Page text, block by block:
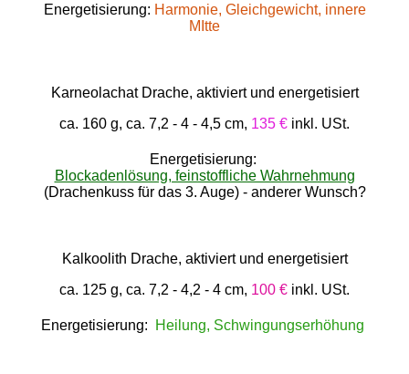
Energetisierung: Harmonie, Gleichgewicht, innere
MItte
Karneolachat Drache, aktiviert und energetisiert
ca. 160 g, ca. 7,2 - 4 - 4,5 cm, 135 € inkl. USt.
Energetisierung:
Blockadenlösung, feinstoffliche Wahrnehmung
(Drachenkuss für das 3. Auge) - anderer Wunsch?
Kalkoolith Drache, aktiviert und energetisiert
ca. 125 g, ca. 7,2 - 4,2 - 4 cm, 100 € inkl. USt.
Energetisierung: Heilung, Schwingungserhöhung